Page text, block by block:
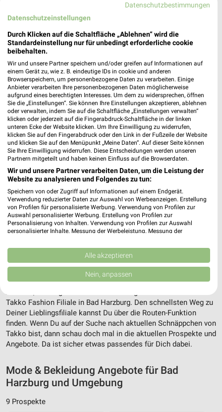
Takko Fashion Wernigerode
Halberstädter Straße 13
38855 Wernigerode
Heute 09:00 - 20:00 Uhr |
17,55 km
Adresse, Öffnungszeiten und Entfernung für
die Takko Fashion Filiale in Bad Harzburg
Adresse, Öffnungszeiten und Entfernung alles rund um die
Takko Fashion Filiale in Bad Harzburg. Den schnellsten Weg zu
Deiner Lieblingsfiliale kannst Du über die Routen-Funktion
finden. Wenn Du auf der Suche nach aktuellen Schnäppchen von
Takko bist, dann schau doch mal in die aktuellen Prospekte und
Angebote. Da ist sicher etwas passendes für Dich dabei.
Mode & Bekleidung Angebote für Bad
Harzburg und Umgebung
9 Prospekte
Datenschutzbestimmungen
Datenschutzeinstellungen
Durch Klicken auf die Schaltfläche „Ablehnen“ wird die
Standardeinstellung nur für unbedingt erforderliche cookie
beibehalten.
Wir und unsere Partner speichern und/oder greifen auf Informationen auf
einem Gerät zu, wie z. B. eindeutige IDs in cookie und anderen
Browserspeichern, um personenbezogene Daten zu verarbeiten. Einige
Anbieter verarbeiten Ihre personenbezogenen Daten möglicherweise
aufgrund eines berechtigten Interesses. Um dem zu widersprechen, öffnen
Sie die „Einstellungen“. Sie können Ihre Einstellungen akzeptieren, ablehnen
oder verwalten, indem Sie auf die Schaltfläche „Einstellungen verwalten“
klicken oder jederzeit auf die Fingerabdruck-Schaltfläche in der linken
unteren Ecke der Website klicken. Um Ihre Einwilligung zu widerrufen,
klicken Sie auf den Fingerabdruck oder den Link in der Fußzeile der Website
und klicken Sie auf den Menüpunkt „Meine Daten“. Auf dieser Seite können
Sie Ihre Einwilligung widerrufen. Diese Entscheidungen werden unseren
Partnern mitgeteilt und haben keinen Einfluss auf die Browserdaten.
Wir und unsere Partner verarbeiten Daten, um die Leistung der
Website zu analysieren und Folgendes zu tun:
Speichern von oder Zugriff auf Informationen auf einem Endgerät.
Verwendung reduzierter Daten zur Auswahl von Werbeanzeigen. Erstellung
von Profilen für personalisierte Werbung. Verwendung von Profilen zur
Auswahl personalisierter Werbung. Erstellung von Profilen zur
Personalisierung von Inhalten. Verwendung von Profilen zur Auswahl
personalisierter Inhalte. Messung der Werbeleistung. Messung der
Kombinationen von Daten aus verschiedenen Quellen. Entwicklung und
Verbesserung der Angebote. Verwendung reduzierter Daten zur Auswahl
von Inhalten.
Daten können außerhalb der Europäischen Union weitergegeben und in die
Website/App.
Partnerliste anzeigen (1 IAB-Anbieter)
Wir nutzen Ihre Daten für folgende Zwecke:
IAB-Verarbeitungszwecke:
Speichern von oder Zugriff auf Informationen
Verwendung reduzierter Daten zur Auswahl von
Werbeanzeigen
Erstellung von Profilen für personalisierte
Alle akzeptieren
Nein, anpassen